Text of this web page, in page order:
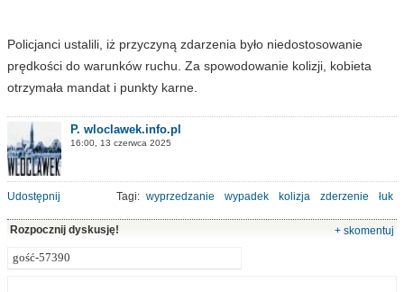
Policjanci ustalili, iż przyczyną zdarzenia było niedostosowanie
prędkości do warunków ruchu. Za spowodowanie kolizji, kobieta
otrzymała mandat i punkty karne.
P. wloclawek.info.pl
16:00, 13 czerwca 2025
Udostępnij Tagi: wyprzedzanie wypadek kolizja zderzenie łuk
Rozpocznij dyskusję! + skomentuj